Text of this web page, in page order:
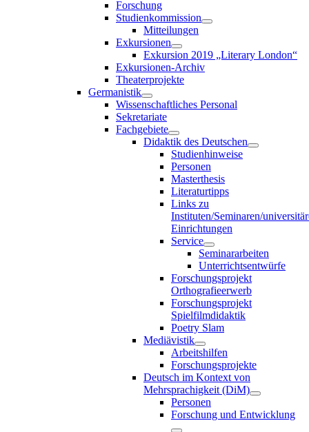
Forschung
Studienkommission
Mitteilungen
Exkursionen
Exkursion 2019 „Literary London“
Exkursionen-Archiv
Theaterprojekte
Germanistik
Wissenschaftliches Personal
Sekretariate
Fachgebiete
Didaktik des Deutschen
Studienhinweise
Personen
Masterthesis
Literaturtipps
Links zu
Instituten/Seminaren/
Einrichtungen
Service
Seminararbeiten
Unterrichtsentwürfe
Forschungsprojekt
Orthografieerwerb
Forschungsprojekt
Spielfilmdidaktik
Poetry Slam
Mediävistik
Arbeitshilfen
Forschungsprojekte
Deutsch im Kontext von
Mehrsprachigkeit (DiM)
Personen
Forschung und Entwicklung